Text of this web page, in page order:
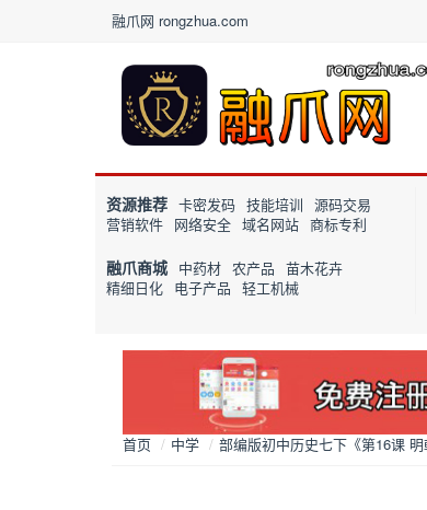
融爪网 rongzhua.com
资源推荐 卡密发码 技能培训 源码交易
营销软件 网络安全 域名网站 商标专利
融爪商城 中药材 农产品 苗木花卉
精细日化 电子产品 轻工机械
首页 / 中学 / 部编版初中历史七下《第16课